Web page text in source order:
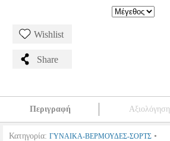
Wishlist
Share
Περιγραφή Αξιολόγηση
Κατηγορία: ΓΥΝΑΙΚΑ-ΒΕΡΜΟΥΔΕΣ-ΣΟΡΤΣ •